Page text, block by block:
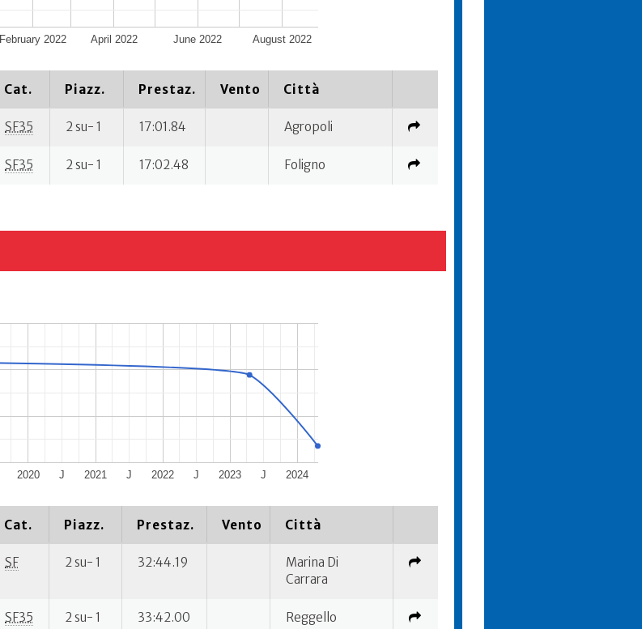
February 2022 April 2022 June 2022 August 2022
Cat. Piazz. Prestaz. Vento Città
SF35 2 su- 1 17:01.84 Agropoli
SF35 2 su- 1 17:02.48 Foligno
2020 2021 2022 2023 2024
J J J J
Cat. Piazz. Prestaz. Vento Città
SF 2 su- 1 32:44.19
Marina Di
Carrara
SF35 2 su- 1 33:42.00 Reggello